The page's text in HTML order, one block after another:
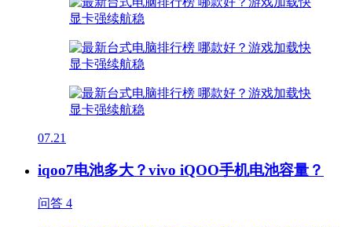
07.21
iqoo7电池多大？vivo iQOO手机电池容量？
问答 4